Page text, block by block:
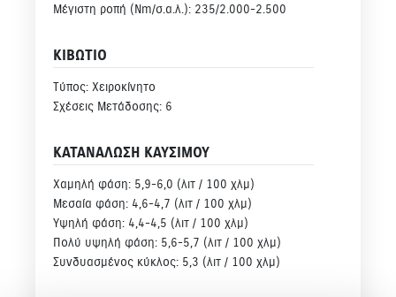
Μέγιστη ροπή (Νm/σ.α.λ.): 235/2.000-2.500
ΚΙΒΩΤΙΟ
Τύπος: Χειροκίνητο
Σχέσεις Μετάδοσης: 6
ΚΑΤΑΝΑΛΩΣΗ ΚΑΥΣΙΜΟΥ
Χαμηλή φάση: 5,9-6,0 (λιτ / 100 χλμ)
Μεσαία φάση: 4,6-4,7 (λιτ / 100 χλμ)
Υψηλή φάση: 4,4-4,5 (λιτ / 100 χλμ)
Πολύ υψηλή φάση: 5,6-5,7 (λιτ / 100 χλμ)
Συνδυασμένος κύκλος: 5,3 (λιτ / 100 χλμ)